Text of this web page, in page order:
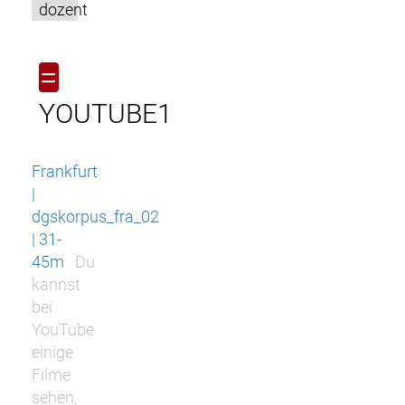
dozent
=
YOUTUBE1
Frankfurt
|
dgskorpus_fra_02
| 31-
45m
Du
kannst
bei
YouTube
einige
Filme
sehen,